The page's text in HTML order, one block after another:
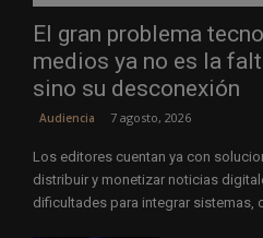
El gran problema
medios ya no es la
sino su desconexión
Audiencia 7 agosto, 2026
Los editores cuentan ya con
distribuir y monetizar noticias
dificultades para integrar sistemas,